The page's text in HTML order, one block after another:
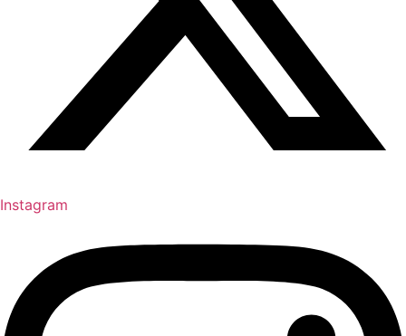
Instagram